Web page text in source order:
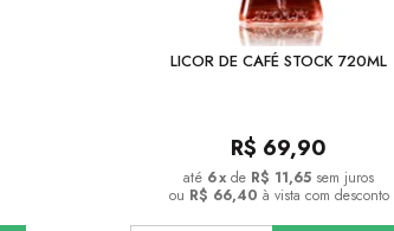
LICOR DE CAFÉ STOCK 720ML
R$ 69,90
6x de R$ 11,65 sem juros
ou R$ 66,40 à vista com desconto